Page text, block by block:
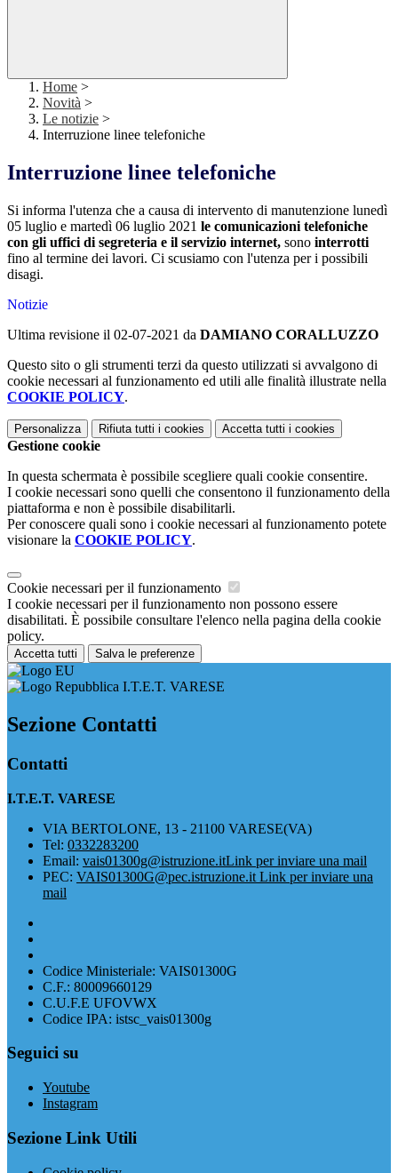
Home >
Novità >
Le notizie >
Interruzione linee telefoniche
Interruzione linee telefoniche
Si informa l'utenza che a causa di intervento di manutenzione lunedì
05 luglio e martedì 06 luglio 2021 le comunicazioni telefoniche
con gli uffici di segreteria e il servizio internet, sono interrotti
fino al termine dei lavori. Ci scusiamo con l'utenza per i possibili
disagi.
Notizie
Ultima revisione il 02-07-2021 da DAMIANO CORALLUZZO
Questo sito o gli strumenti terzi da questo utilizzati si avvalgono di
cookie necessari al funzionamento ed utili alle finalità illustrate nella
COOKIE POLICY.
Personalizza Rifiuta tutti i cookies Accetta tutti i cookies
Gestione cookie
In questa schermata è possibile scegliere quali cookie consentire.
I cookie necessari sono quelli che consentono il funzionamento della
piattaforma e non è possibile disabilitarli.
Per conoscere quali sono i cookie necessari al funzionamento potete
visionare la COOKIE POLICY.
Cookie necessari per il funzionamento
I cookie necessari per il funzionamento non possono essere
disabilitati. È possibile consultare l'elenco nella pagina della cookie
policy.
Accetta tutti Salva le preferenze
I.T.E.T. VARESE
Sezione Contatti
Contatti
I.T.E.T. VARESE
VIA BERTOLONE, 13 - 21100 VARESE(VA)
Tel: 0332283200
Email: vais01300g@istruzione.itLink per inviare una mail
PEC: VAIS01300G@pec.istruzione.it Link per inviare una
mail
Codice Ministeriale: VAIS01300G
C.F.: 80009660129
C.U.F.E UFOVWX
Codice IPA: istsc_vais01300g
Seguici su
Youtube
Instagram
Sezione Link Utili